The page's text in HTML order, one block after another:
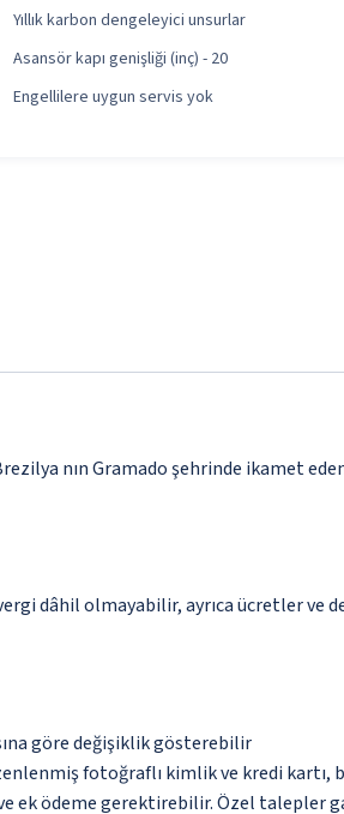
Yıllık karbon dengeleyici unsurlar
Asansör kapı genişliği (inç) - 20
Engellilere uygun servis yok
nın Gramado şehrinde ikamet
dâhil olmayabilir, ayrıca ücretler ve
göre değişiklik gösterebilir
fotoğraflı kimlik ve kredi kartı,
ek ödeme gerektirebilir. Özel talepler